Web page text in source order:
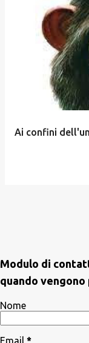
Ai confini
Modulo di
quando
Nome
Email *